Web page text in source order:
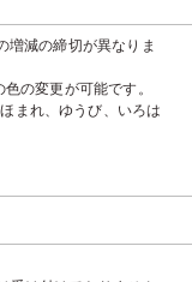
減の締切が異なりま
色の変更が可能です。
まれ、ゆうび、いろは